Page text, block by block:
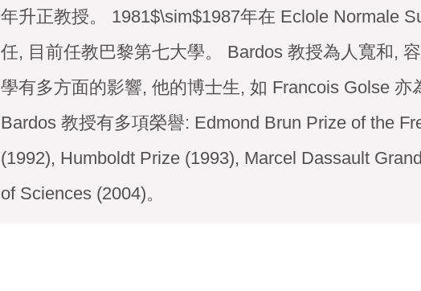
年升正教授。 1981$\sim$1987年在 Eclole Normale
任, 目前任教巴黎第七大學。 Bardos 教授為人寬和,
學有多方面的影響, 他的博士生, 如 Francois Golse 亦
Bardos 教授有多項榮譽: Edmond Brun Prize of the
(1992), Humboldt Prize (1993), Marcel Dassault
of Sciences (2004)。